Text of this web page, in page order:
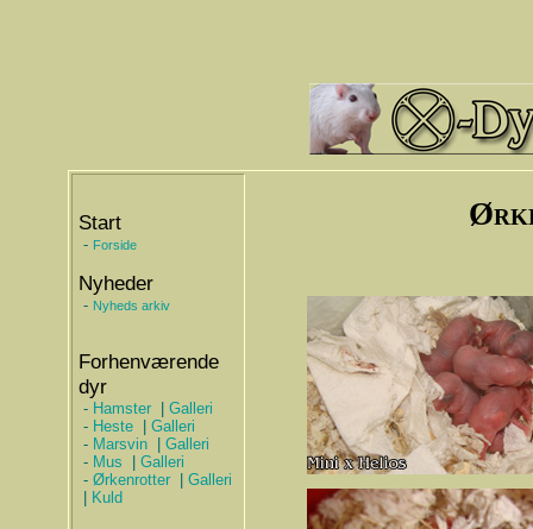
Start
- Forside
Nyheder
- Nyheds arkiv
Forhenværende
dyr
- Hamster| Galleri
- Heste| Galleri
- Marsvin| Galleri
- Mus | Galleri
- Ørkenrotter| Galleri
| Kuld